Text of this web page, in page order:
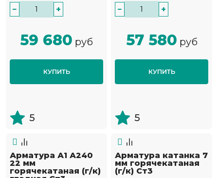
− +
59 680 руб
КУПИТЬ
5
− +
57 580 руб
КУПИТЬ
5
Арматура А1 А240
22 мм
горячекатаная (г/к)
Арматура катанка 7
мм горячекатаная
(г/к) Ст3